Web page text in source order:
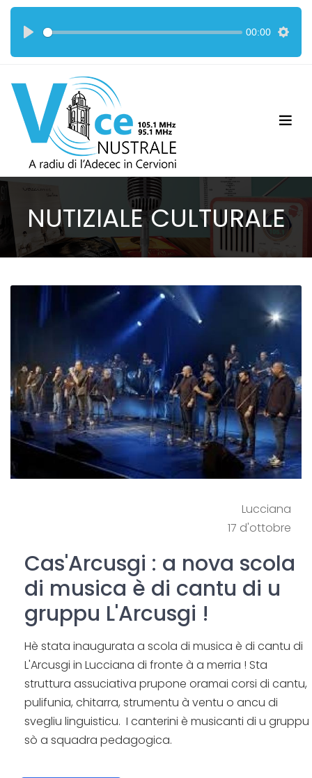
00:00
NUTIZIALE CULTURALE
Lucciana
17 d'ottobre
Cas'Arcusgi : a nova scola
di musica è di cantu di u
gruppu L'Arcusgi !
Hè stata inaugurata a scola di musica è di cantu di
L'Arcusgi in Lucciana di fronte à a merria ! Sta
struttura assuciativa prupone oramai corsi di cantu,
pulifunia, chitarra, strumentu à ventu o ancu di
svegliu linguisticu. I canterini è musicanti di u gruppu
sò a squadra pedagogica.